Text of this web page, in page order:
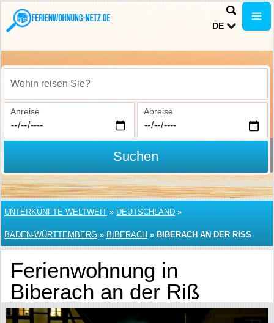
DE
Wohin reisen Sie?
Anreise Abreise
Suchen
UNTERKÜNFTE WELTWEIT » DEUTSCHLAND »
BADEN-WÜRTTEMBERG » BIBERACH » BIBERACH AN DER RISS
Ferienwohnung in
Biberach an der Riß